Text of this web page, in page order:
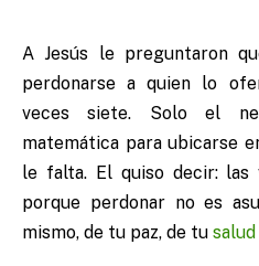
A Jesús le preguntaron
perdonarse a quien lo
veces siete. Solo el
matemática para ubicarse
le falta. El quiso decir: las
porque perdonar no es
mismo, de tu paz, de tu salud